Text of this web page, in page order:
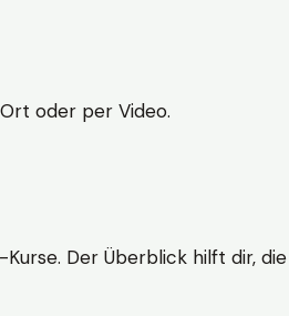
oder per Video.
Der Überblick hilft dir, die